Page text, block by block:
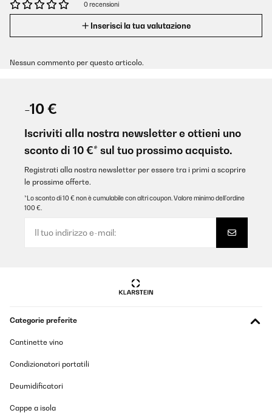
0 recensioni
Inserisci la tua valutazione
Nessun commento per questo articolo.
-10 €
Iscriviti alla nostra newsletter e ottieni uno
sconto di 10 €* sul tuo prossimo acquisto.
Registrati alla nostra newsletter per essere tra i primi a scoprire
le prossime offerte.
*Lo sconto di 10 € non è cumulabile con altri coupon. Valore minimo dell’ordine
100 €.
Categorie preferite
Cantinette vino
Condizionatori portatili
Deumidificatori
Cappe a isola